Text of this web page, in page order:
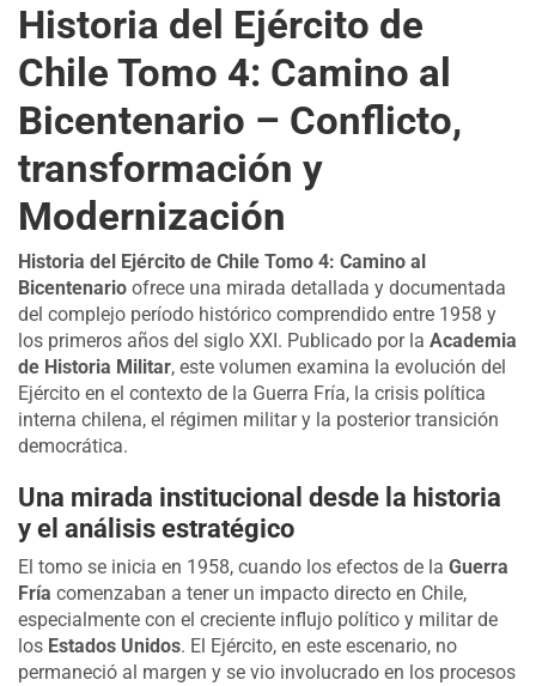
Historia del Ejército de
Chile Tomo 4: Camino al
Bicentenario – Conflicto,
transformación y
Modernización
Historia del Ejército de Chile Tomo 4: Camino al
Bicentenario ofrece una mirada detallada y documentada
del complejo período histórico comprendido entre 1958 y
los primeros años del siglo XXI. Publicado por la Academia
de Historia Militar, este volumen examina la evolución del
Ejército en el contexto de la Guerra Fría, la crisis política
interna chilena, el régimen militar y la posterior transición
democrática.
Una mirada institucional desde la historia
y el análisis estratégico
El tomo se inicia en 1958, cuando los efectos de la Guerra
Fría comenzaban a tener un impacto directo en Chile,
especialmente con el creciente influjo político y militar de
los Estados Unidos. El Ejército, en este escenario, no
permaneció al margen y se vio involucrado en los procesos